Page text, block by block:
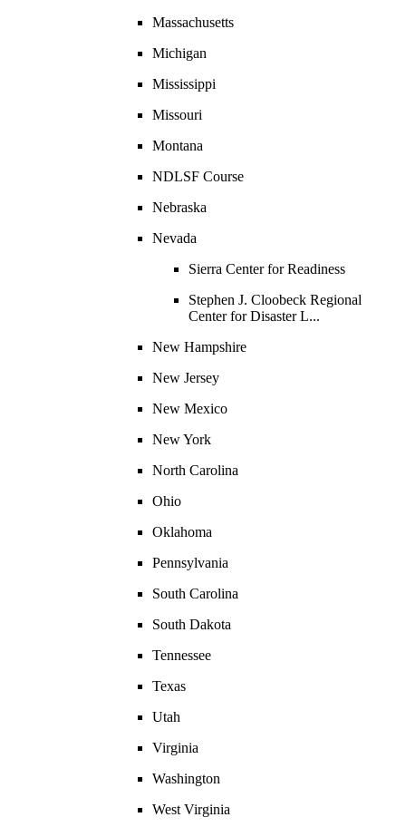
Massachusetts
Michigan
Mississippi
Missouri
Montana
NDLSF Course
Nebraska
Nevada
Sierra Center for Readiness
Stephen J. Cloobeck Regional
Center for Disaster L...
New Hampshire
New Jersey
New Mexico
New York
North Carolina
Ohio
Oklahoma
Pennsylvania
South Carolina
South Dakota
Tennessee
Texas
Utah
Virginia
Washington
West Virginia